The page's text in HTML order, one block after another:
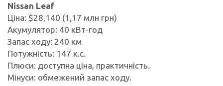
Nissan Leaf
Ціна: $28,140 (1,17 млн грн)
Акумулятор: 40 кВт-год
Запас ходу: 240 км
Потужність: 147 к.с.
Плюси: доступна ціна, практичність.
Мінуси: обмежений запас ходу.